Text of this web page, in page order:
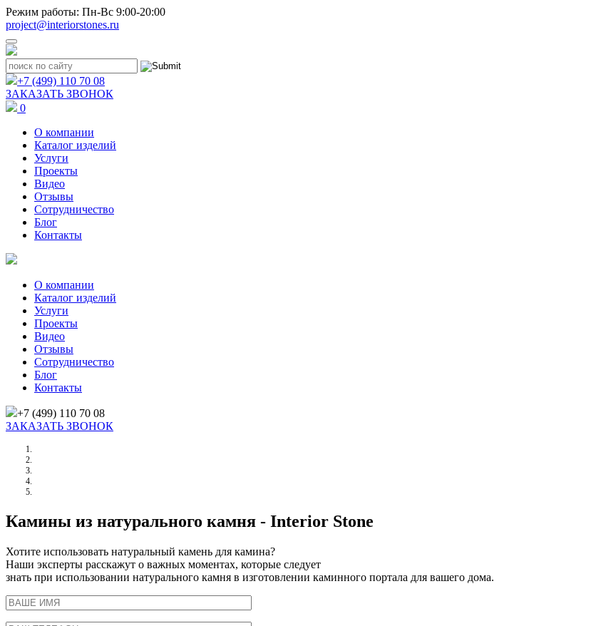
Режим работы: Пн-Вс 9:00-20:00
project@interiorstones.ru
+7 (499) 110 70 08
ЗАКАЗАТЬ ЗВОНОК
0
О компании
Каталог изделий
Услуги
Проекты
Видео
Отзывы
Сотрудничество
Блог
Контакты
О компании
Каталог изделий
Услуги
Проекты
Видео
Отзывы
Сотрудничество
Блог
Контакты
+7 (499) 110 70 08
ЗАКАЗАТЬ ЗВОНОК
Камины из натурального камня - Interior Stone
Хотите использовать натуральный камень для камина?
Наши эксперты расскажут о важных моментах, которые следует
знать при использовании натурального камня в изготовлении каминного портала для вашего дома.